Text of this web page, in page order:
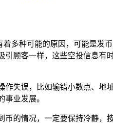
多种可能的原因，可能是
顾客一样，这些空投信息
失误，比如输错小数点、
业发展。
的情况，一定要保持冷静